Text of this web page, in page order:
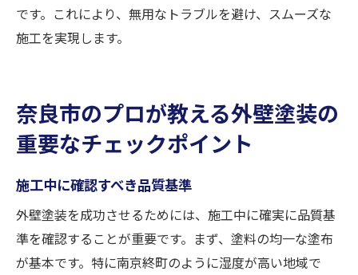
です。これにより、無用なトラブルを避け、スムーズな
施工を実現します。
奈良市のプロが教える外壁塗装の
重要なチェックポイント
施工中に確認すべき品質基準
外壁塗装を成功させるためには、施工中に確実に品質基
準を確認することが重要です。まず、塗料の均一な塗布
が基本です。特に南京終町のように湿度が高い地域で